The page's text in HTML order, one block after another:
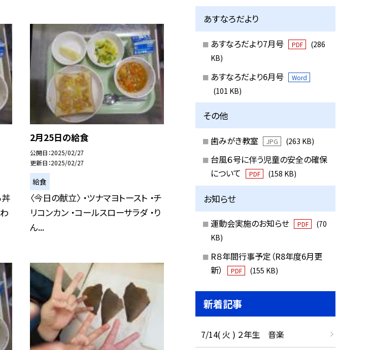
丼
2月25日の給食
公開日 2025/02/27
更新日 2025/02/27
給食
〈今日の献立〉 ・ツナマヨトースト ・チ
リコンカン ・コールスローサラダ ・り
ん...
あすなろだより
あすなろだより7月号 PDF
(286
KB)
あすなろだより6月号 Word
(101 KB)
その他
歯みがき教室 JPG (263 KB)
台風６号に伴う児童の安全の確保
について
PDF (158 KB)
お知らせ
運動会実施のお知らせ PDF
(70
KB)
R８年間行事予定（R8年度6月更
新）
PDF (155 KB)
新着記事
7/14( 火 ) ２年生 音楽